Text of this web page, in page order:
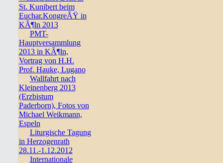
St. Kunibert beim
Euchar.KongreÃŸ in
KÃ¶ln 2013
PMT-
Hauptversammlung
2013 in KÃ¶ln,
Vortrag von H.H.
Prof. Hauke, Lugano
Wallfahrt nach
Kleinenberg 2013
(Erzbistum
Paderborn), Fotos von
Michael Weikmann,
Espeln
Liturgische Tagung
in Herzogenrath
28.11.-1.12.2012
Internationale